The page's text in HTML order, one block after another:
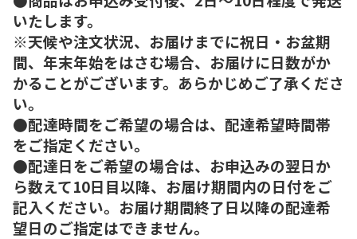
いたします。
※天候や注文状況、お届けまでに祝日・お盆期
間、年末年始をはさむ場合、お届けに日数がか
かることがございます。あらかじめご了承くださ
い。
●配達時間をご希望の場合は、配達希望時間帯
をご指定ください。
●配達日をご希望の場合は、お申込みの翌日か
ら数えて10日目以降、お届け期間内の日付をご
記入ください。お届け期間終了日以降の配達希
望日のご指定はできません。